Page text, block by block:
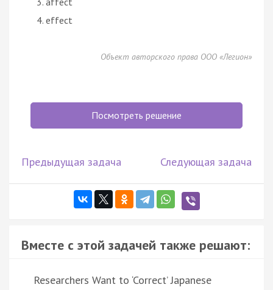
effect
Объект авторского права ООО «Легион»
Посмотреть решение
Предыдущая задача Следующая задача
Вместе с этой задачей также решают:
Researchers Want to ‘Correct’ Japanese